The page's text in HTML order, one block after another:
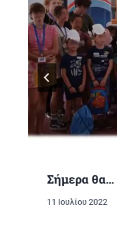
Σήμερα θα…
11 Ιουλίου 2022